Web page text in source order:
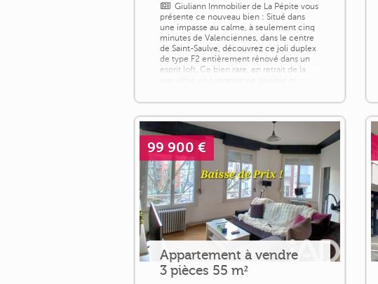
Giuliann Immobilier de La Pépite vous
présente ce nouveau bien : Situé dans
une impasse au calme, à seulement cinq
minutes de Valenciennes, dans le centre
de Saint-Saulve, découvrez ce joli duplex
de type F2 entièrement rénové dans un
esprit loft. Ce bien rare, en retrait de la
L'appartement se compose d'un séjour
99 900 €
Appartement à vendre
3 pièces 55 m²